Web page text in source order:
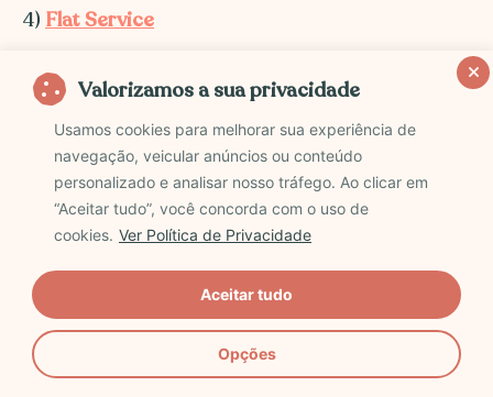
Valorizamos a sua privacidade
Usamos cookies para melhorar sua experiência de
navegação, veicular anúncios ou conteúdo
personalizado e analisar nosso tráfego. Ao clicar em
“Aceitar tudo”, você concorda com o uso de
cookies. Ver Política de Privacidade
Opções
Aceitar tudo
4) Flat Service
OFlat Serviceé totalmente equipado, com cozinha
completa, wifi e 8 piscinas de águas termais. Além
disso, há um restaurante para quem deseja fazer as
refeições no próprio prédio.
vaga na garagem inclusa na diária. É um
econômicoem Caldas Novas para até 4 pessoas.